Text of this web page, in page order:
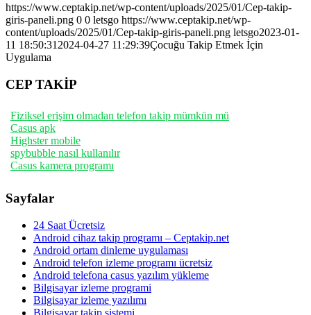
https://www.ceptakip.net/wp-content/uploads/2025/01/Cep-takip-
giris-paneli.png 0 0 letsgo https://www.ceptakip.net/wp-
content/uploads/2025/01/Cep-takip-giris-paneli.png letsgo2023-01-
11 18:50:31 2024-04-27 11:29:39Çocuğu Takip Etmek İçin
Uygulama
CEP TAKİP
Fiziksel erişim olmadan telefon takip mümkün mü
Casus apk
Highster mobile
spybubble nasıl kullanılır
Casus kamera programı
Sayfalar
24 Saat Ücretsiz
Android cihaz takip programı – Ceptakip.net
Android ortam dinleme uygulaması
Android telefon izleme programı ücretsiz
Android telefona casus yazılım yükleme
Bilgisayar izleme programi
Bilgisayar izleme yazılımı